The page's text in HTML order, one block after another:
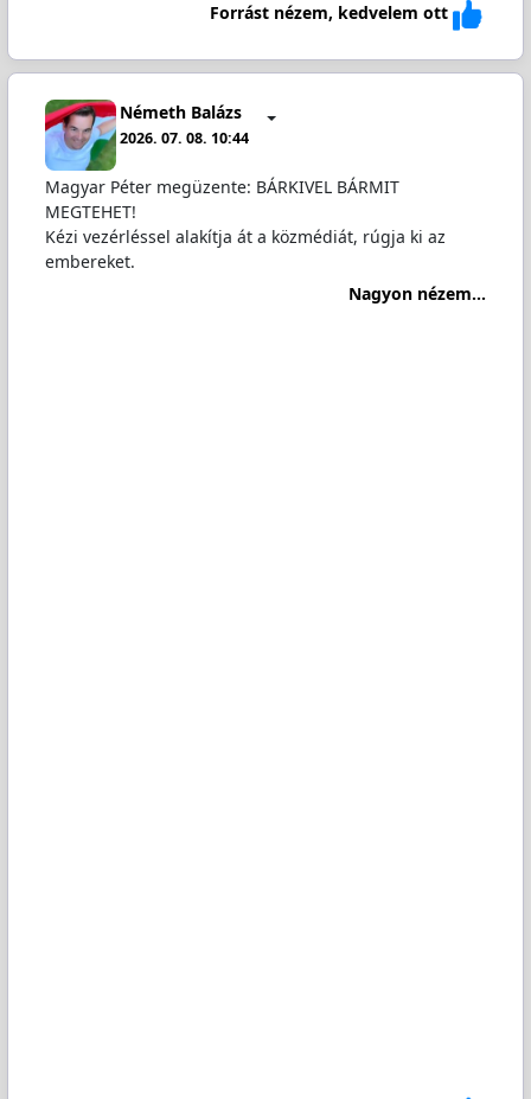
Forrást nézem, kedvelem ott
Németh Balázs
2026. 07. 08. 10:44
Magyar Péter megüzente: BÁRKIVEL BÁRMIT
MEGTEHET!
Kézi vezérléssel alakítja át a közmédiát, rúgja ki az
embereket.
Nagyon nézem...